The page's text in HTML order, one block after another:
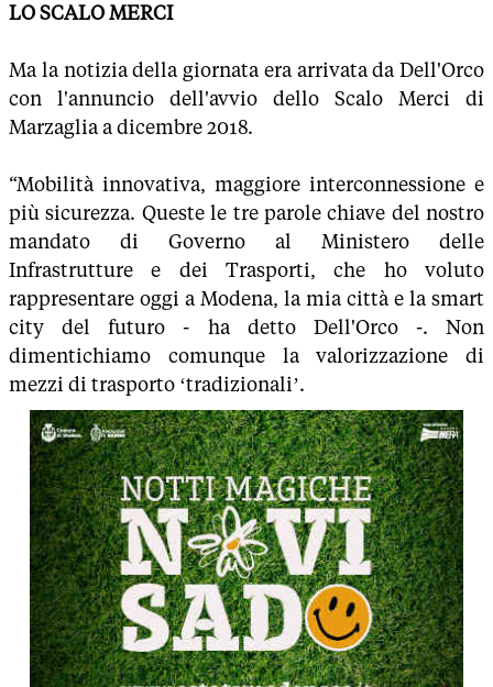
LO SCALO MERCI
Ma la notizia della giornata era arrivata da Dell'Orco
con l'annuncio dell'avvio dello Scalo Merci di
Marzaglia a dicembre 2018.
“Mobilità innovativa, maggiore interconnessione e
più sicurezza. Queste le tre parole chiave del nostro
mandato di Governo al Ministero delle
Infrastrutture e dei Trasporti, che ho voluto
rappresentare oggi a Modena, la mia città e la smart
city del futuro - ha detto Dell'Orco -. Non
dimentichiamo comunque la valorizzazione di
mezzi di trasporto ‘tradizionali’.